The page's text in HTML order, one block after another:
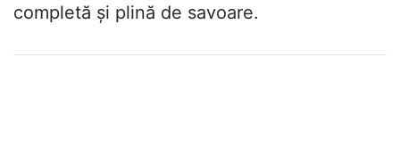
completă și plină de savoare.